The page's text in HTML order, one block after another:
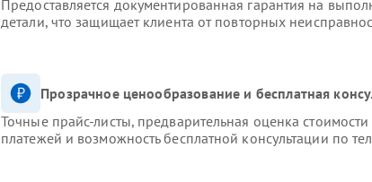
Предоставляется документированная гарантия на
детали, что защищает клиента от повторных
Прозрачное ценообразование и бесплатная
Точные прайс-листы, предварительная оценка
платежей и возможность бесплатной консультации по